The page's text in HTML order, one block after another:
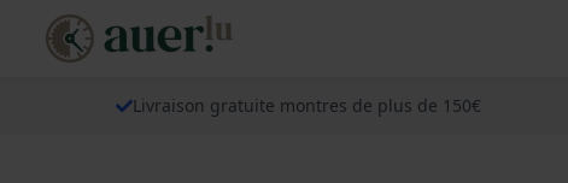
Livraison gratuite montres de plus de 150€